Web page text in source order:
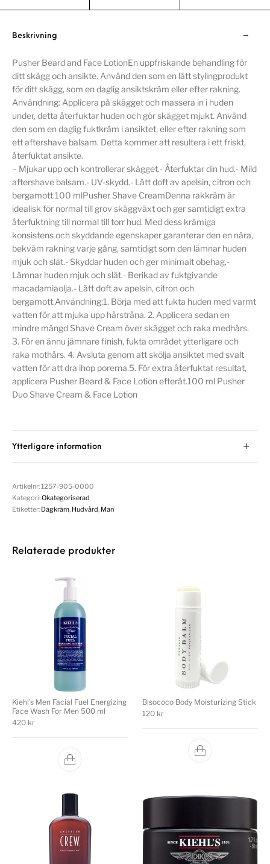
Beskrivning
Pusher Beard and Face LotionEn uppfriskande behandling för
ditt skägg och ansikte. Använd den som en lätt stylingprodukt
för ditt skägg, som en daglig ansiktskräm eller efter rakning.
Användning: Applicera på skägget och massera in i huden
under, detta återfuktar huden och gör skägget mjukt. Använd
den som en daglig fuktkräm i ansiktet, eller efter rakning som
ett aftershave balsam. Detta kommer att resultera i ett friskt,
återfuktat ansikte.
– Mjukar upp och kontrollerar skägget.- Återfuktar din hud.- Mild
aftershave balsam.- UV-skydd.- Lätt doft av apelsin, citron och
bergamott.100 mlPusher Shave CreamDenna rakkräm är
idealisk för normal till grov skäggväxt och ger samtidigt extra
återfuktning till normal till torr hud. Med dess krämiga
konsistens och skyddande egenskaper garanterar den en nära,
bekväm rakning varje gång, samtidigt som den lämnar huden
mjuk och slät.- Skyddar huden och ger minimalt obehag.-
Lämnar huden mjuk och slät.- Berikad av fuktgivande
macadamiaolja.- Lätt doft av apelsin, citron och
bergamott.Användning:1. Börja med att fukta huden med varmt
vatten för att mjuka upp hårstråna. 2. Applicera sedan en
mindre mängd Shave Cream över skägget och raka medhårs.
3. För en ännu jämnare finish, fukta området ytterligare och
raka mothårs. 4. Avsluta genom att skölja ansiktet med svalt
vatten för att dra ihop porerna.5. För extra återfuktat resultat,
applicera Pusher Beard & Face Lotion efteråt.100 ml Pusher
Duo Shave Cream & Face Lotion
Ytterligare information
Artikelnr:1257-905-0000
Kategori:Okategoriserad
Etiketter: Dagkräm Hudvård Man
Relaterade produkter
Kiehl's Men Facial Fuel Energizing
Face Wash For Men 500 ml
420 kr
Bisococo Body Moisturizing Stick
120 kr